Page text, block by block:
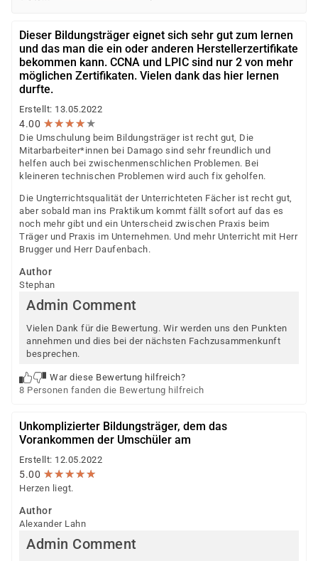
Dieser Bildungsträger eignet sich sehr gut zum lernen
und das man die ein oder anderen Herstellerzertifikate
bekommen kann. CCNA und LPIC sind nur 2 von mehr
möglichen Zertifikaten. Vielen dank das hier lernen
durfte.
Erstellt: 13.05.2022
4.00 ★★★★★
★★★★★
Die Umschulung beim Bildungsträger ist recht gut, Die
Mitarbarbeiter*innen bei Damago sind sehr freundlich und
helfen auch bei zwischenmenschlichen Problemen. Bei
kleineren technischen Problemen wird auch fix geholfen.
Die Ungterrichtsqualität der Unterrichteten Fächer ist recht gut,
aber sobald man ins Praktikum kommt fällt sofort auf das es
noch mehr gibt und ein Unterscheid zwischen Praxis beim
Träger und Praxis im Unternehmen. Und mehr Unterricht mit Herr
Brugger und Herr Daufenbach.
Author
Stephan
Admin Comment
Vielen Dank für die Bewertung. Wir werden uns den Punkten
annehmen und dies bei der nächsten Fachzusammenkunft
besprechen.
War diese Bewertung hilfreich?
8 Personen fanden die Bewertung hilfreich
Unkomplizierter Bildungsträger, dem das
Vorankommen der Umschüler am
Erstellt: 12.05.2022
5.00 ★★★★★
★★★★★
Herzen liegt.
Author
Alexander Lahn
Admin Comment